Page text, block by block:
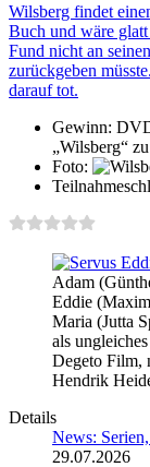
Wilsberg findet
Buch und wäre
Fund nicht an
zurückgeben
darauf tot.
Gewinn:
„Wilsberg“
Foto:
Adam
Eddie
Maria (Jutta
als
Degeto Film,
Hendrik
Details
News:
29.07.2026